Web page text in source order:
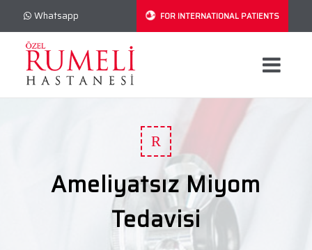
Whatsapp FOR INTERNATIONAL PATIENTS
R
Ameliyatsız Miyom
Tedavisi